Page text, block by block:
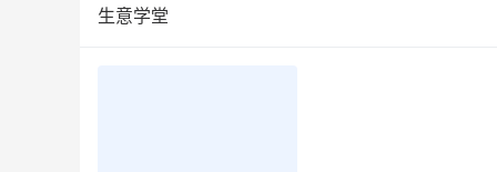
生意学堂